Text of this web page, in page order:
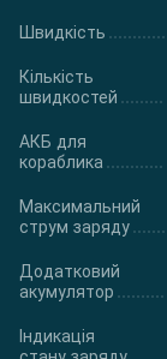
Швидкість
Кількість
швидкостей
АКБ для
кораблика
Максимальний
струм заряду
Додатковий
акумулятор
Індикація